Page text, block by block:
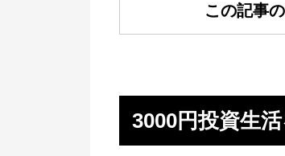
この記事
失敗してわかった世
3000円投資生